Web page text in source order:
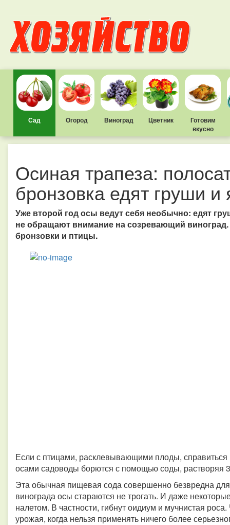
Сад Огород Виноград Цветник
Готовим
вкусно
Осиная трапеза:
бронзовка едят груши и
Уже второй год осы ведут себя необычно: едят
не обращают внимание на созревающий
бронзовки и птицы.
Если с птицами, расклевывающими плоды,
осами садоводы борются с помощью соды, растворяя
Эта обычная пищевая сода совершенно безвредна
винограда осы стараются не трогать. И даже
налетом. В частности, гибнут оидиум и мучнистая
урожая, когда нельзя применять ничего более